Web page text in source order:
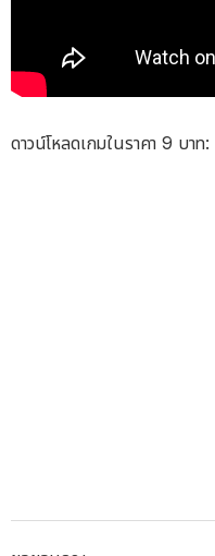
ดาวน์โหลดเกมในราคา 9 บาท: